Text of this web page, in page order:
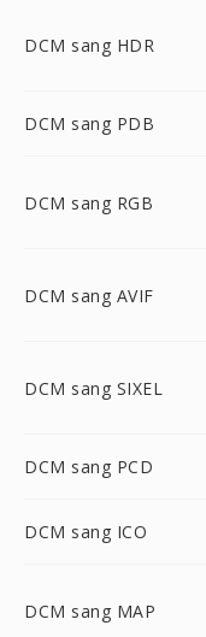
DCM sang HDR
DCM sang PDB
DCM sang RGB
DCM sang AVIF
DCM sang SIXEL
DCM sang PCD
DCM sang ICO
DCM sang MAP